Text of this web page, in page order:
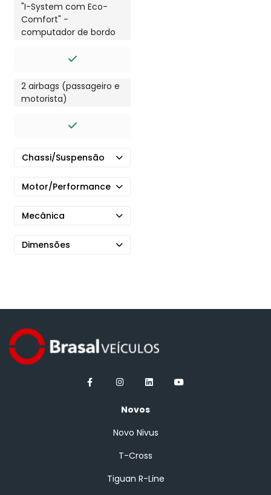
"I-System com Eco-
Comfort" -
computador de bordo
2 airbags (passageiro e
motorista)
Chassi/Suspensão
Motor/Performance
Mecânica
Dimensões
Novos
Novo Nivus
T-Cross
Tiguan R-Line